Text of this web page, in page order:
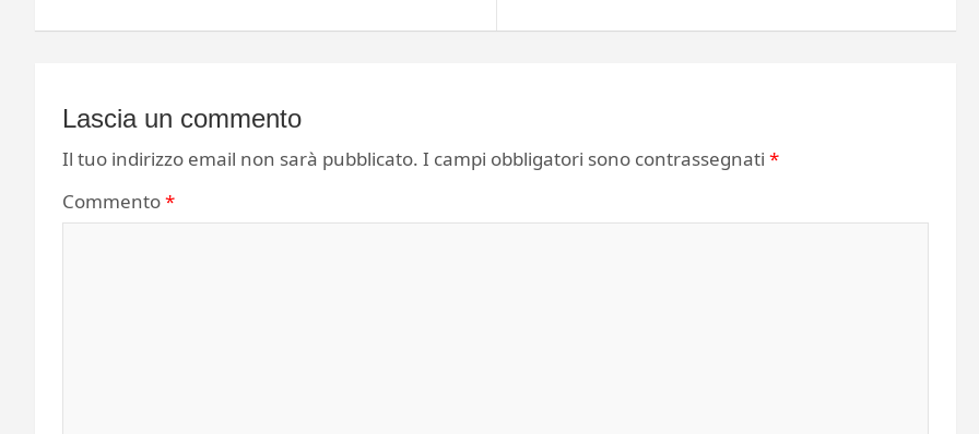
Lascia un commento
Il tuo indirizzo email non sarà pubblicato. I campi obbligatori sono contrassegnati *
Commento*